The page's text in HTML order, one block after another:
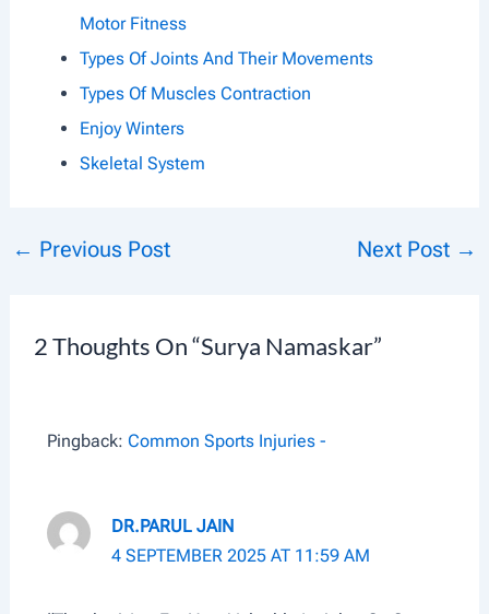
Motor Fitness
Types Of Joints And Their Movements
Types Of Muscles Contraction
Enjoy Winters
Skeletal System
Post
← Previous Post Next Post →
2 Thoughts On “Surya Namaskar”
Pingback: Common Sports Injuries -
DR.PARUL JAIN
4 SEPTEMBER 2025 AT 11:59 AM